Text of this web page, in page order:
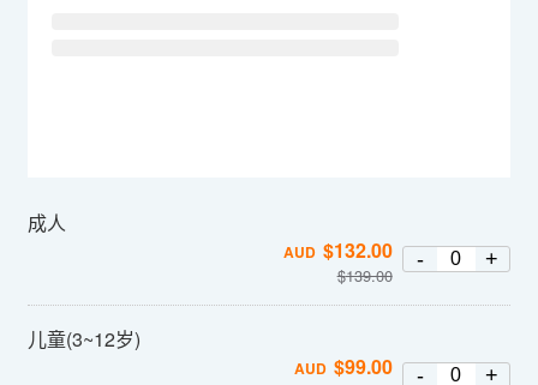
成人
AUD $132.00
$139.00
- +
儿童(3~12岁)
AUD $99.00 - +